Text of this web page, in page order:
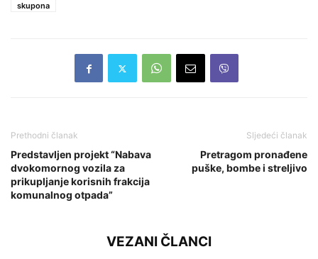
skupona
Prethodni članak
Predstavljen projekt “Nabava
dvokomornog vozila za
prikupljanje korisnih frakcija
komunalnog otpada”
Sljedeći članak
Pretragom pronađene
puške, bombe i streljivo
VEZANI ČLANCI